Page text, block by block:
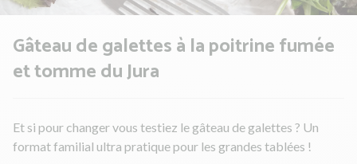
Gâteau de galettes à la poitrine fumée
et tomme du Jura
Et si pour changer vous testiez le gâteau de galettes ? Un
format familial ultra pratique pour les grandes tablées !